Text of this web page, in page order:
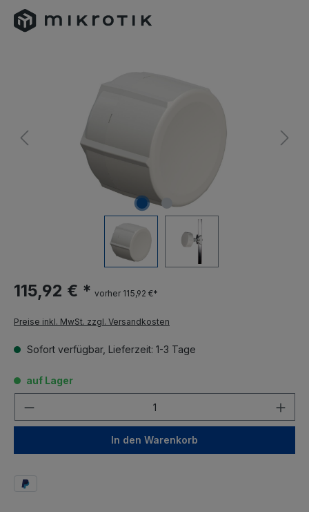
115,92 € * vorher 115,92 €*
Preise inkl. MwSt. zzgl. Versandkosten
Sofort verfügbar, Lieferzeit: 1-3 Tage
auf Lager
In den Warenkorb